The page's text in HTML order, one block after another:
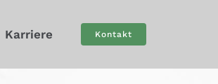
Karriere Kontakt